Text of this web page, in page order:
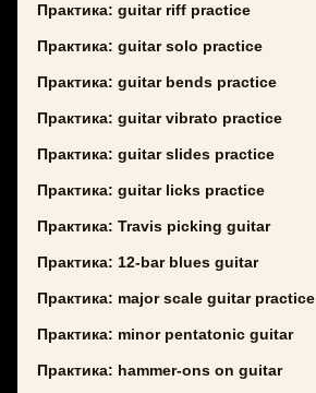
Практика: guitar riff practice
Практика: guitar solo practice
Практика: guitar bends practice
Практика: guitar vibrato practice
Практика: guitar slides practice
Практика: guitar licks practice
Практика: Travis picking guitar
Практика: 12-bar blues guitar
Практика: major scale guitar practice
Практика: minor pentatonic guitar
Практика: hammer-ons on guitar